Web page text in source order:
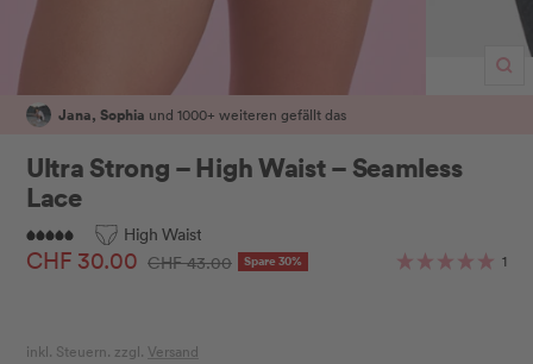
Jana, Sophia und 1000+ weiteren gefällt das
Ultra Strong – High Waist – Seamless
Lace
High Waist
Angebotspreis
CHF 30.00 Regulärer
CHF 43.00 Spare 30% 1
inkl. Steuern. zzgl. Versand